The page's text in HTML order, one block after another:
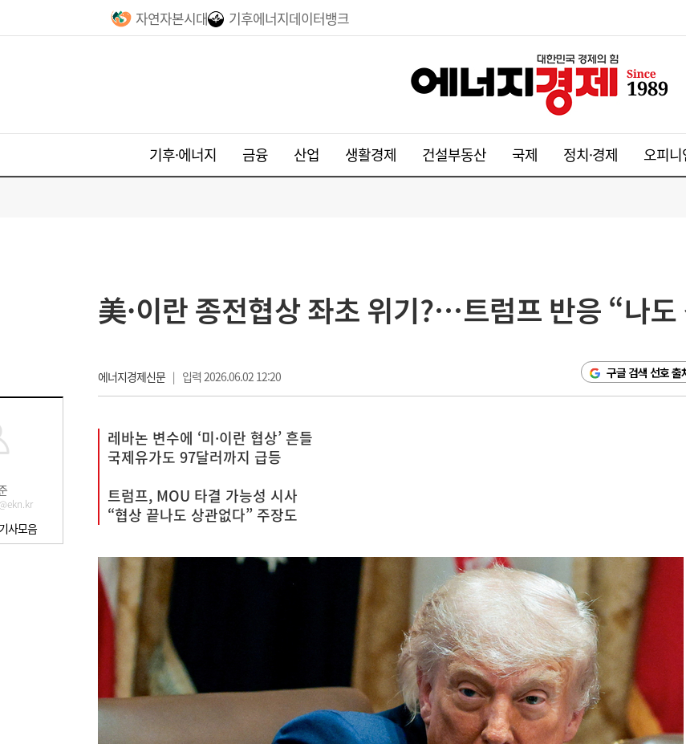
자연자본시대 기후에너지데이터뱅크
기후·에너지 금융 산업 생활경제 건설부동산 국제 정치·경제 오피니
사모음
美·이란 종전협상 좌초 위기?…트럼프 반응 “나도
에너지경제신문| 입력 2026.06.02 12:20 구글 검색 선호 출
레바논 변수에 ‘미·이란 협상’ 흔들
국제유가도 97달러까지 급등
트럼프, MOU 타결 가능성 시사
“협상 끝나도 상관없다” 주장도